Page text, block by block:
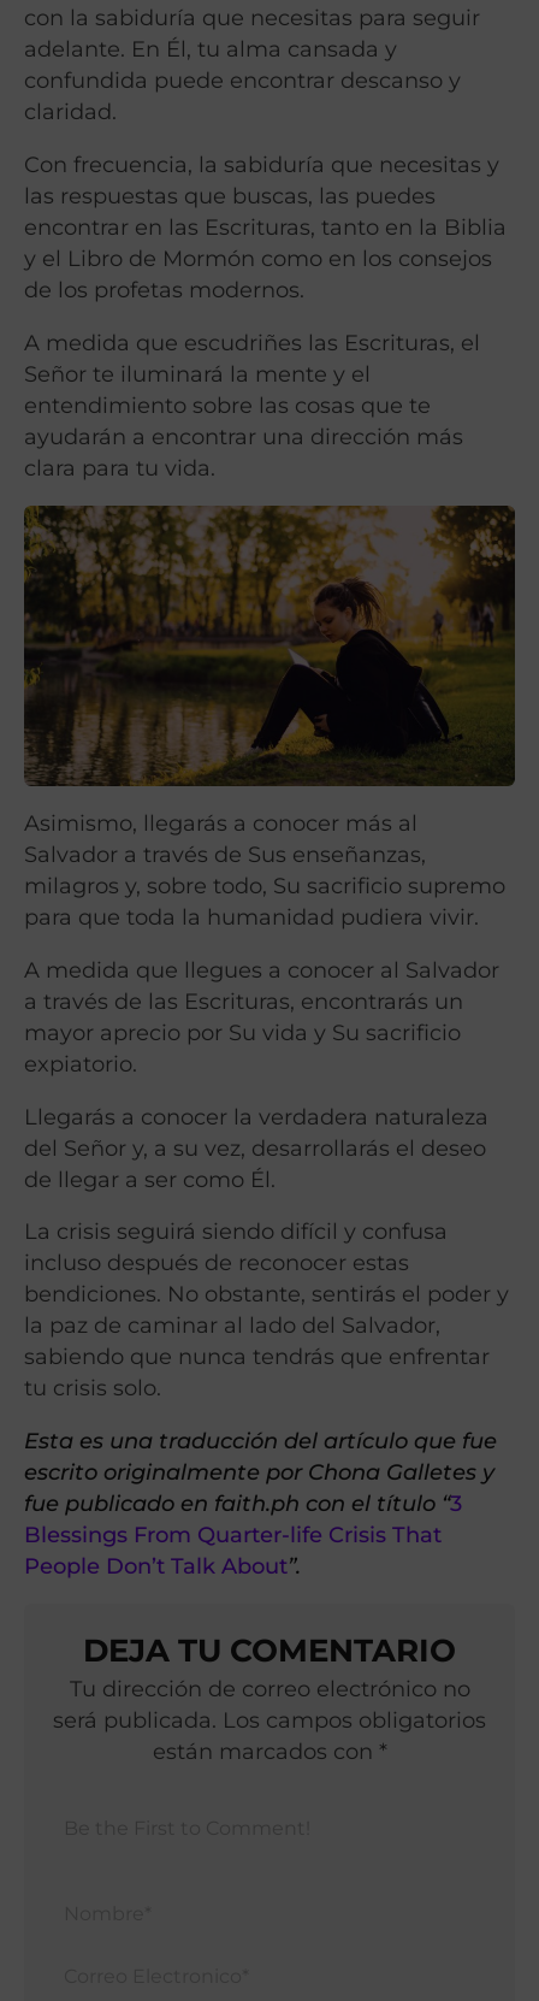
con la sabiduría que necesitas para seguir
adelante. En Él, tu alma cansada y
confundida puede encontrar descanso y
claridad.
Con frecuencia, la sabiduría que necesitas y
las respuestas que buscas, las puedes
encontrar en las Escrituras, tanto en la Biblia
y el Libro de Mormón como en los consejos
de los profetas modernos.
A medida que escudriñes las Escrituras, el
Señor te iluminará la mente y el
entendimiento sobre las cosas que te
ayudarán a encontrar una dirección más
clara para tu vida.
Asimismo, llegarás a conocer más al
Salvador a través de Sus enseñanzas,
milagros y, sobre todo, Su sacrificio supremo
para que toda la humanidad pudiera vivir.
A medida que llegues a conocer al Salvador
a través de las Escrituras, encontrarás un
mayor aprecio por Su vida y Su sacrificio
expiatorio.
Llegarás a conocer la verdadera naturaleza
del Señor y, a su vez, desarrollarás el deseo
de llegar a ser como Él.
La crisis seguirá siendo difícil y confusa
incluso después de reconocer estas
bendiciones. No obstante, sentirás el poder y
la paz de caminar al lado del Salvador,
sabiendo que nunca tendrás que enfrentar
tu crisis solo.
Esta es una traducción del artículo que fue
escrito originalmente por Chona Galletes y
fue publicado en faith.ph con el título “3
Blessings From Quarter-life Crisis That
People Don’t Talk About”.
DEJA TU COMENTARIO
Tu dirección de correo electrónico no
será publicada. Los campos obligatorios
están marcados con *